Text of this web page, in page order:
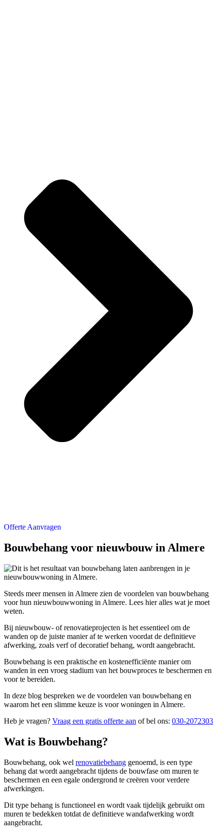
Offerte Aanvragen
Bouwbehang voor nieuwbouw in Almere
Steeds meer mensen in Almere zien de voordelen van bouwbehang
voor hun nieuwbouwwoning in Almere. Lees hier alles wat je moet
weten.
Bij nieuwbouw- of renovatieprojecten is het essentieel om de
wanden op de juiste manier af te werken voordat de definitieve
afwerking, zoals verf of decoratief behang, wordt aangebracht.
Bouwbehang is een praktische en kostenefficiënte manier om
wanden in een vroeg stadium van het bouwproces te beschermen en
voor te bereiden.
In deze blog bespreken we de voordelen van bouwbehang en
waarom het een slimme keuze is voor woningen in Almere.
Heb je vragen? Vraag een gratis offerte aan of bel ons: 030-2072303
Wat is Bouwbehang?
Bouwbehang, ook wel renovatiebehang genoemd, is een type
behang dat wordt aangebracht tijdens de bouwfase om muren te
beschermen en een egale ondergrond te creëren voor verdere
afwerkingen.
Dit type behang is functioneel en wordt vaak tijdelijk gebruikt om
muren te bedekken totdat de definitieve wandafwerking wordt
aangebracht.